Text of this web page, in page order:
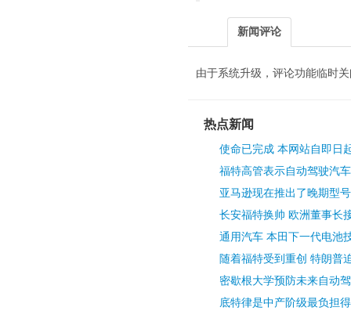
新闻评论
由于系统升级，评论功能临时
热点新闻
使命已完成 本网站自即日
福特高管表示自动驾驶汽
亚马逊现在推出了晚期型
长安福特换帅 欧洲董事长
通用汽车 本田下一代电池
随着福特受到重创 特朗普
密歇根大学预防未来自动
底特律是中产阶级最负担